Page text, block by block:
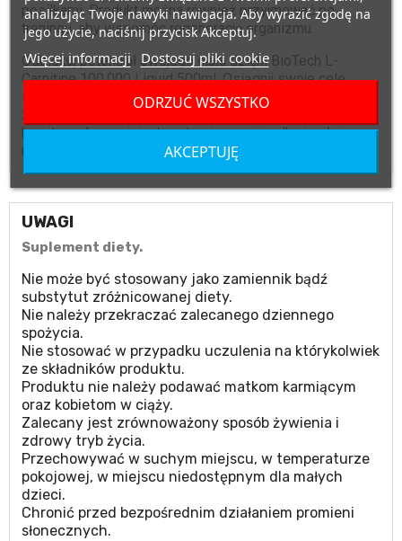
posiłkami. Produkt można również przyjmować po
treningu, aby wspomóc regenerację organizmu.
Odblokuj potencjał swojego ciała dzięki BioTech L-
Carnitine 100.000 Liquid 500ml. Osiągnij swoje cele
sylwetkowe, ciesz się lepszą wydolnością fizyczną i
zdobądź dodatkową energię do działania. Wprowadź
karnitynę do swojej rutyny treningowej i odkryj pełnię
możliwości swojego organizmu.
UWAGI
Suplement diety.
Nie może być stosowany jako zamiennik bądź
substytut zróżnicowanej diety.
Nie należy przekraczać zalecanego dziennego
spożycia.
Nie stosować w przypadku uczulenia na którykolwiek
ze składników produktu.
Produktu nie należy podawać matkom karmiącym
oraz kobietom w ciąży.
Zalecany jest zrównoważony sposób żywienia i
zdrowy tryb życia.
Przechowywać w suchym miejscu, w temperaturze
pokojowej, w miejscu niedostępnym dla małych
dzieci.
Chronić przed bezpośrednim działaniem promieni
słonecznych.
analizując Twoje nawyki nawigacja. Aby wyrazić zgodę na
jego użycie, naciśnij przycisk Akceptuj.
Więcej informacji Dostosuj pliki cookie
ODRZUĆ WSZYSTKO
AKCEPTUJĘ